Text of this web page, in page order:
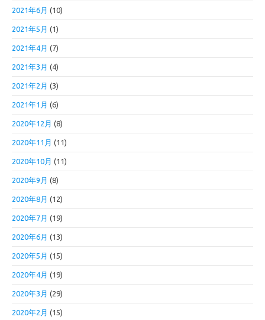
2021年6月 (10)
2021年5月 (1)
2021年4月 (7)
2021年3月 (4)
2021年2月 (3)
2021年1月 (6)
2020年12月 (8)
2020年11月 (11)
2020年10月 (11)
2020年9月 (8)
2020年8月 (12)
2020年7月 (19)
2020年6月 (13)
2020年5月 (15)
2020年4月 (19)
2020年3月 (29)
2020年2月 (15)